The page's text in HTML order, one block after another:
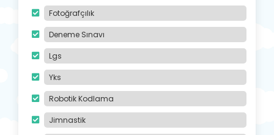
Fotoğrafçılık
Deneme Sınavı
Lgs
Yks
Robotik Kodlama
Jimnastik